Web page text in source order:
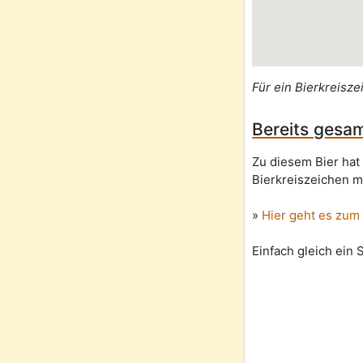
Für ein
Bereits
Zu diesem Bier
Bierkreiszeichen
» Hier geht es
Einfach gleich ein